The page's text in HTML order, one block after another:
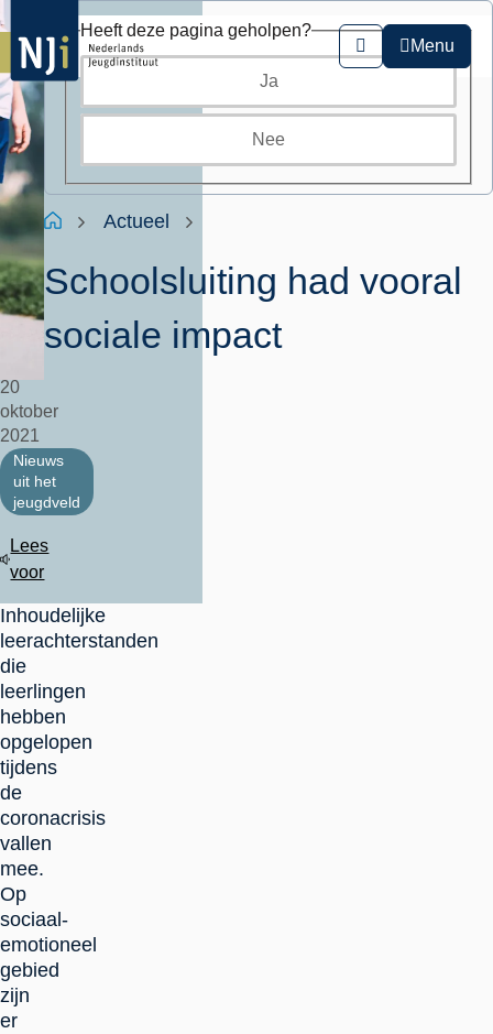
Overslaan
en
naar
de
inhoud
gaan
Zoeken
Menu
Kruimelpad
HomeActueel
Schoolsluiting had vooral
sociale impact
20
oktober
2021
Nieuws
uit het
jeugdveld
Lees
voor
Inhoudelijke
leerachterstanden
die
leerlingen
hebben
opgelopen
tijdens
de
coronacrisis
vallen
mee.
Op
sociaal-
emotioneel
gebied
zijn
er
Heeft deze pagina geholpen?
Ja
Nee